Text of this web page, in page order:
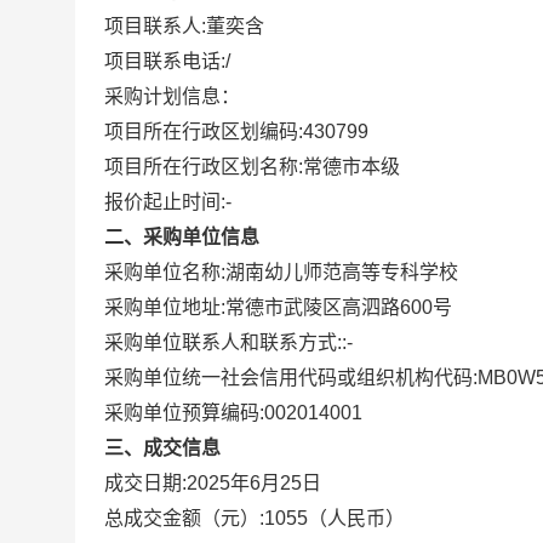
项目联系人:董奕含
项目联系电话:/
采购计划信息：
项目所在行政区划编码:430799
项目所在行政区划名称:常德市本级
报价起止时间:-
二、采购单位信息
采购单位名称:湖南幼儿师范高等专科学校
采购单位地址:常德市武陵区高泗路600号
采购单位联系人和联系方式::-
采购单位统一社会信用代码或组织机构代码:
采购单位预算编码:002014001
三、成交信息
成交日期:2025年6月25日
总成交金额（元）:1055 （人民币）